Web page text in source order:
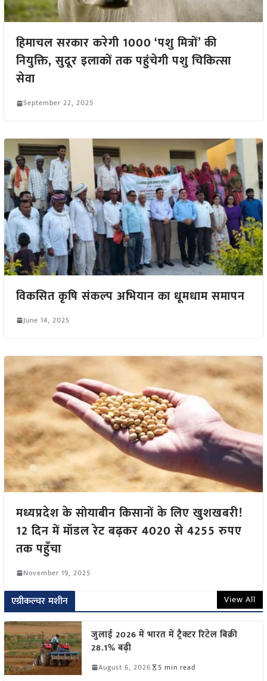
हिमाचल सरकार करेगी 1000 ‘पशु मित्रों’ की
नियुक्ति, सुदूर इलाकों तक पहुंचेगी पशु चिकित्सा
सेवा
September 22, 2025
विकसित कृषि संकल्प अभियान का धूमधाम समापन
June 14, 2025
मध्यप्रदेश के सोयाबीन किसानों के लिए खुशखबरी!
12 दिन में मॉडल रेट बढ़कर 4020 से 4255 रुपए
तक पहुँचा
November 19, 2025
एग्रीकल्चर मशीन View All
जुलाई 2026 में भारत में ट्रैक्टर रिटेल बिक्री
28.1% बढ़ी
August 6, 2026 5 min read